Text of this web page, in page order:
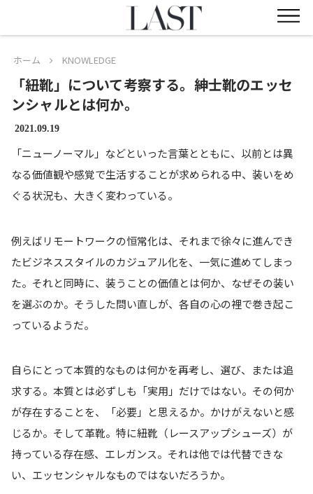
ホーム KNOWLEDGE
「紐靴」について考察する。紳士靴のエッセ
ンシャルとは何か。
2021.09.19
「ニューノーマル」などといった言葉とともに、以前とは異
なる価値観や感覚で生活することが求められる中、装いをめ
ぐる状況も、大きく変わっている。
例えばリモートワークの恒常化は、それまで徐々に進んでき
たビジネススタイルのカジュアル化を、一気に進めてしまっ
た。それと同時に、装うことの価値とは何か、なぜその装い
を選ぶのか。そうした問い直しが、各自の心の裡で巻き起こ
っているようだ。
自らにとって本質的なものは何かを再考し、選び、または追
求する。本質とは必ずしも「実用」だけではない。その何か
が存在することを、「必要」と思えるか。かけがえないと感
じるか。そして革靴。特に紐靴（レースアップシューズ）が
持っている存在感、エレガンス。それは他では代替できな
い、エッセンシャルなものではないだろうか。